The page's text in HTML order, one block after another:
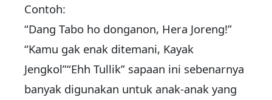
Contoh:
“Dang Tabo ho donganon, Hera Joreng!”
“Kamu gak enak ditemani, Kayak
Jengkol”“Ehh Tullik” sapaan ini sebenarnya
banyak digunakan untuk anak-anak yang